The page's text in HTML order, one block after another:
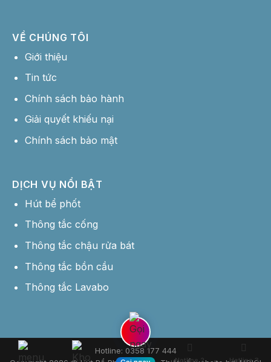
VỀ CHÚNG TÔI
Giới thiệu
Tin tức
Chính sách bảo hành
Giải quyết khiếu nại
Chính sách bảo mật
DỊCH VỤ NỔI BẬT
Hút bể phốt
Thông tắc cống
Thông tắc chậu rửa bát
Thông tắc bồn cầu
Thông tắc Lavabo
Hotline: 0358 177 444
Hotline 2 Hotline 3